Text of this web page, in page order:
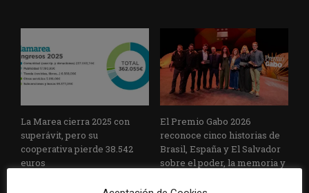
La Marea cierra 2025 con
superávit, pero su
cooperativa pierde 38.542
euros
El Premio Gabo 2026
reconoce cinco historias de
Brasil, España y El Salvador
sobre el poder, la memoria y